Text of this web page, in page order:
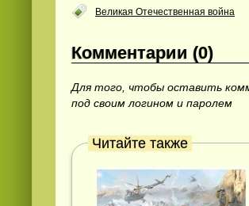
Великая Отечественная война
Комментарии (0)
Для того, чтобы оставить
под своим логином и паролем
Читайте также